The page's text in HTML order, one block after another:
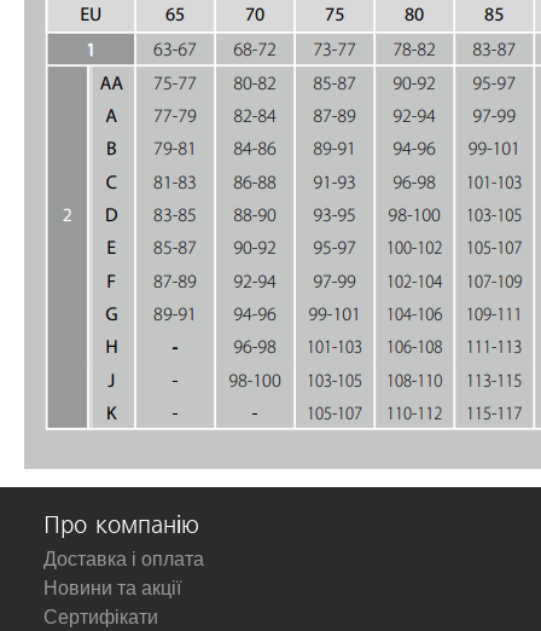
Про компанію
Доставка і оплата
Новини та акції
Сертифікати